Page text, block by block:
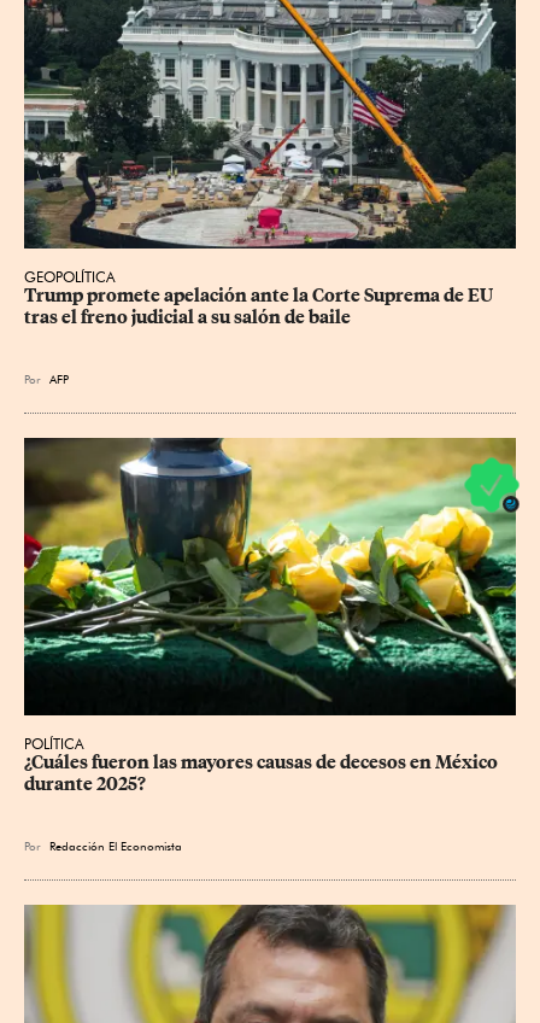
GEOPOLÍTICA
Trump promete apelación ante la Corte Suprema de EU
tras el freno judicial a su salón de baile
Por AFP
POLÍTICA
¿Cuáles fueron las mayores causas de decesos en México
durante 2025?
Por Redacción El Economista